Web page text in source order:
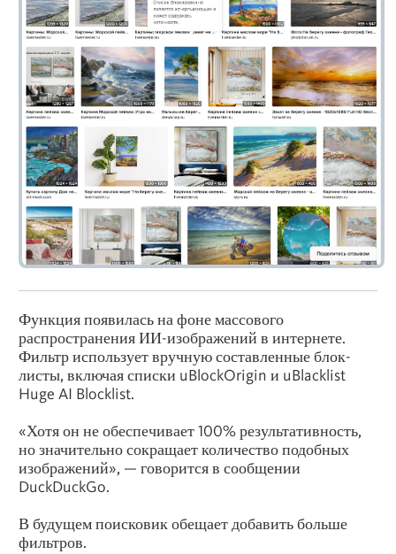
Функция появилась на фоне массового
распространения ИИ-изображений в интернете.
Фильтр использует вручную составленные блок-
листы, включая списки uBlockOrigin и uBlacklist
Huge AI Blocklist.
«Хотя он не обеспечивает 100% результативность,
но значительно сокращает количество подобных
изображений», — говорится в сообщении
DuckDuckGo.
В будущем поисковик обещает добавить больше
фильтров.